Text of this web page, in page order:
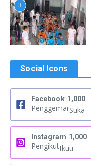
3
Social Icons
Facebook 1,000
PenggemarSuka
Instagram 1,000
PengikutIkuti